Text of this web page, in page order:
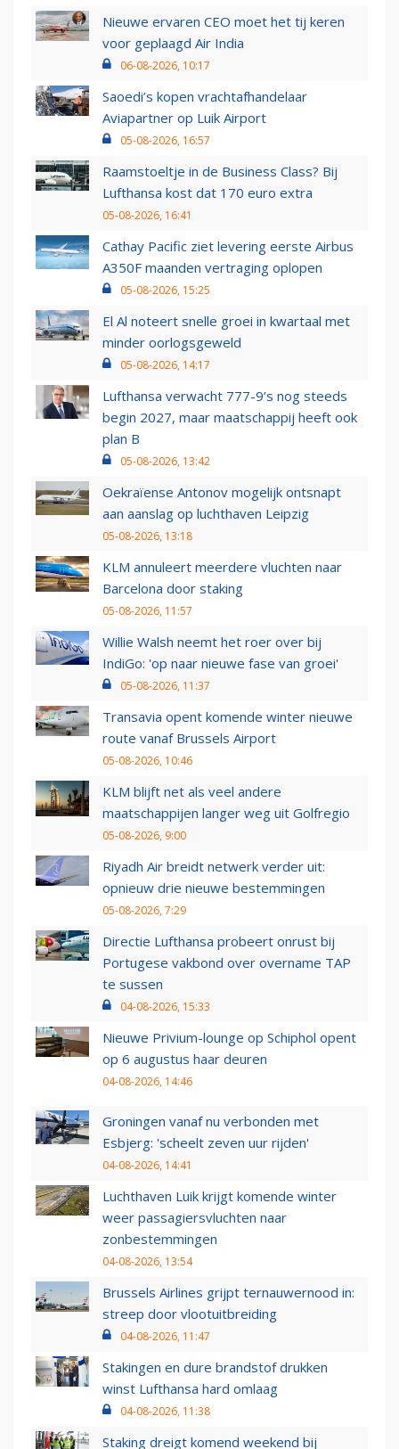
Nieuwe ervaren CEO moet het tij keren
voor geplaagd Air India
06-08-2026, 10:17
Saoedi’s kopen vrachtafhandelaar
Aviapartner op Luik Airport
05-08-2026, 16:57
Raamstoeltje in de Business Class? Bij
Lufthansa kost dat 170 euro extra
05-08-2026, 16:41
Cathay Pacific ziet levering eerste Airbus
A350F maanden vertraging oplopen
05-08-2026, 15:25
El Al noteert snelle groei in kwartaal met
minder oorlogsgeweld
05-08-2026, 14:17
Lufthansa verwacht 777-9’s nog steeds
begin 2027, maar maatschappij heeft ook
plan B
05-08-2026, 13:42
Oekraïense Antonov mogelijk ontsnapt
aan aanslag op luchthaven Leipzig
05-08-2026, 13:18
KLM annuleert meerdere vluchten naar
Barcelona door staking
05-08-2026, 11:57
Willie Walsh neemt het roer over bij
IndiGo: 'op naar nieuwe fase van groei'
05-08-2026, 11:37
Transavia opent komende winter nieuwe
route vanaf Brussels Airport
05-08-2026, 10:46
KLM blijft net als veel andere
maatschappijen langer weg uit Golfregio
05-08-2026, 9:00
Riyadh Air breidt netwerk verder uit:
opnieuw drie nieuwe bestemmingen
05-08-2026, 7:29
Directie Lufthansa probeert onrust bij
Portugese vakbond over overname TAP
te sussen
04-08-2026, 15:33
Nieuwe Privium-lounge op Schiphol opent
op 6 augustus haar deuren
04-08-2026, 14:46
Groningen vanaf nu verbonden met
Esbjerg: 'scheelt zeven uur rijden'
04-08-2026, 14:41
Luchthaven Luik krijgt komende winter
weer passagiersvluchten naar
zonbestemmingen
04-08-2026, 13:54
Brussels Airlines grijpt ternauwernood in:
streep door vlootuitbreiding
04-08-2026, 11:47
Stakingen en dure brandstof drukken
winst Lufthansa hard omlaag
04-08-2026, 11:38
Staking dreigt komend weekend bij